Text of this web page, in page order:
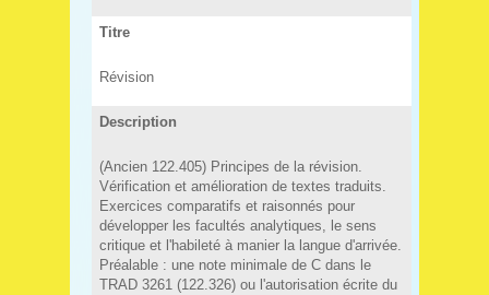
Titre
Révision
Description
(Ancien 122.405) Principes de la révision.
Vérification et amélioration de textes traduits.
Exercices comparatifs et raisonnés pour
développer les facultés analytiques, le sens
critique et l'habileté à manier la langue d'arrivée.
Préalable : une note minimale de C dans le
TRAD 3261 (122.326) ou l'autorisation écrite du